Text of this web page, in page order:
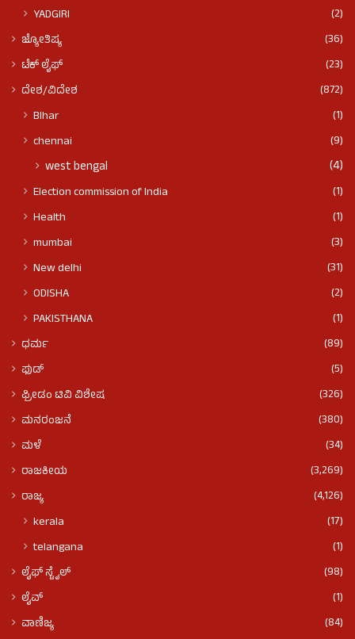
YADGIRI
(2)
ಜ್ಯೋತಿಷ್ಯ
(36)
ಟೆಕ್ ಲೈಫ್
(23)
ದೇಶ/ವಿದೇಶ
(872)
BIhar
(1)
chennai
(9)
west bengal (4)
Election commission of India
(1)
Health
(1)
mumbai
(3)
New delhi
(31)
ODISHA
(2)
PAKISTHANA
(1)
ಧರ್ಮ
(89)
ಫುಡ್​​
(5)
ಫ್ರೀಡಂ ಟಿವಿ ವಿಶೇಷ
(326)
ಮನರಂಜನೆ
(380)
ಮಳೆ
(34)
ರಾಜಕೀಯ
(3,269)
ರಾಜ್ಯ
(4,126)
kerala
(17)
telangana
(1)
ಲೈಫ್ ಸ್ಟೈಲ್
(98)
ಲೈವ್
(1)
ವಾಣಿಜ್ಯ
(84)